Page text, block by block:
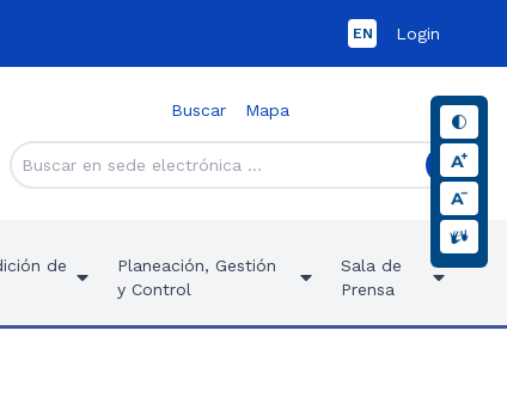
EN Login
Buscar Mapa
de
Planeación, Gestión
y Control
Sala de
Prensa